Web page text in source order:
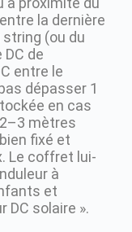
la dernière
(ou du
de
entre le
dépasser 1
en cas
mètres
fixé et
Le coffret lui-
à
et
DC solaire ».